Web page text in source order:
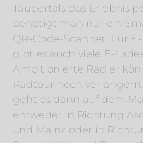
Taubertals das Erlebnis
benötigt man nur ein
QR-Code-Scanner. Für
gibt es auch viele E-
Ambitionierte Radler
Radtour noch
geht es dann auf dem
entweder in Richtung
und Mainz oder in